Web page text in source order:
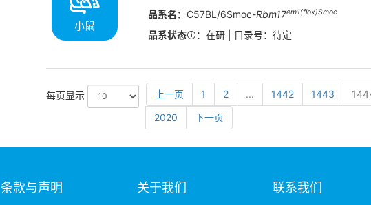
小鼠
品系名： C57BL/6Smoc-Rbm17em1(flox)Smoc
品系状态 ：在研 | 目录号：待定
每页显示 上一页 1 2 ... 1442 1443
2020
下一页
条款与声明 关于我们 联系我们